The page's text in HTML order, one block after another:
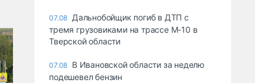
07.08 Дальнобойщик погиб в ДТП с
тремя грузовиками на трассе М-10 в
Тверской области
07.08 В Ивановской области за неделю
подешевел бензин